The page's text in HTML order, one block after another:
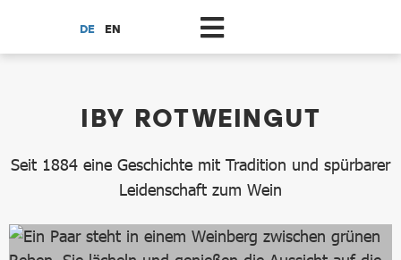
DE EN
dataCycle DetailansichtIBY ROTWEINGUT
Seit 1884 eine Geschichte mit Tradition und spürbarer
Leidenschaft zum Wein